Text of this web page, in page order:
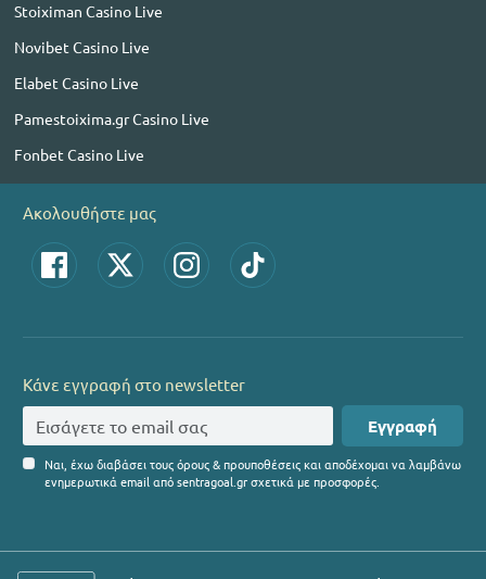
Stoiximan Casino Live
Novibet Casino Live
Elabet Casino Live
Pamestoixima.gr Casino Live
Fonbet Casino Live
Ακολουθήστε μας
Κάνε εγγραφή στο newsletter
Εγγραφή
Ναι, έχω διαβάσει τους όρους & προυποθέσεις και αποδέχομαι να λαμβάνω
ενημερωτικά email από sentragoal.gr σχετικά με προσφορές.